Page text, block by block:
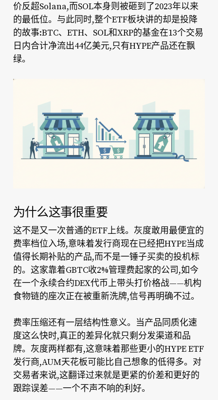
价反超Solana,而SOL本身则被砸到了2023年以来
的最低位。与此同时,整个ETF板块讲的却是投降
的故事:BTC、ETH、SOL和XRP的基金在13个交易
日内合计净流出44亿美元,只有HYPE产品还在飘
绿。
为什么这事很重要
这不是又一次普通的ETF上线。灰度敢用最便宜的
费率档位入场,意味着发行商现在已经把HYPE当成
值得长期补贴的产品,而不是一锤子买卖的投机标
的。这家靠着GBTC收2%管理费起家的公司,如今
在一个永续合约DEX代币上带头打价格战——机构
食物链的座次正在被重新洗牌,信号再明确不过。
费率压缩还有一层结构性意义。当产品同质化速
度这么快时,真正的差异化就只剩分发渠道和品
牌。灰度两样都有,这意味着那些更小的HYPE ETF
发行商,AUM天花板可能比自己想象的低得多。对
交易者来说,这翻译过来就是更紧的价差和更好的
跟踪误差——一个不声不响的利好。